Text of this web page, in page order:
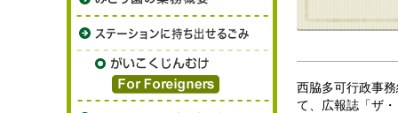
西脇多可行政事
て、広報誌「ザ